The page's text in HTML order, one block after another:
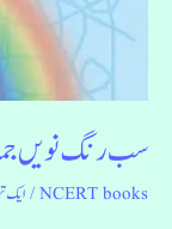
سب رنگ نویں
NCERT books
/ایک